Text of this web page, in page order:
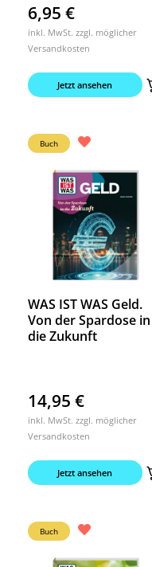
6,95 €
inkl. MwSt. zzgl. möglicher
Versandkosten
Jetzt ansehen
Buch
WAS IST WAS Geld.
Von der Spardose in
die Zukunft
14,95 €
inkl. MwSt. zzgl. möglicher
Versandkosten
Jetzt ansehen
Buch